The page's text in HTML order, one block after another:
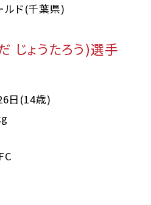
ルド(千葉県)
じょうたろう)選手
日(14歳)